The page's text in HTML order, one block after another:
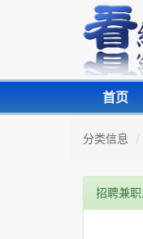
首页
分类信息
招聘兼职